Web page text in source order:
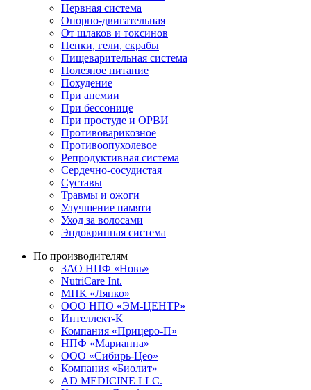
Нервная система
Опорно-двигательная
От шлаков и токсинов
Пенки, гели, скрабы
Пищеварительная система
Полезное питание
Похудение
При анемии
При бессонице
При простуде и ОРВИ
Противоварикозное
Противоопухолевое
Репродуктивная система
Сердечно-сосудистая
Суставы
Травмы и ожоги
Улучшение памяти
Уход за волосами
Эндокринная система
По производителям
ЗАО НПФ «Новь»
NutriCare Int.
МПК «Ляпко»
ООО НПО «ЭМ-ЦЕНТР»
Интеллект-К
Компания «Прицеро-П»
НПФ «Марианна»
ООО «Сибирь-Цео»
Компания «Биолит»
AD MEDICINE LLC.